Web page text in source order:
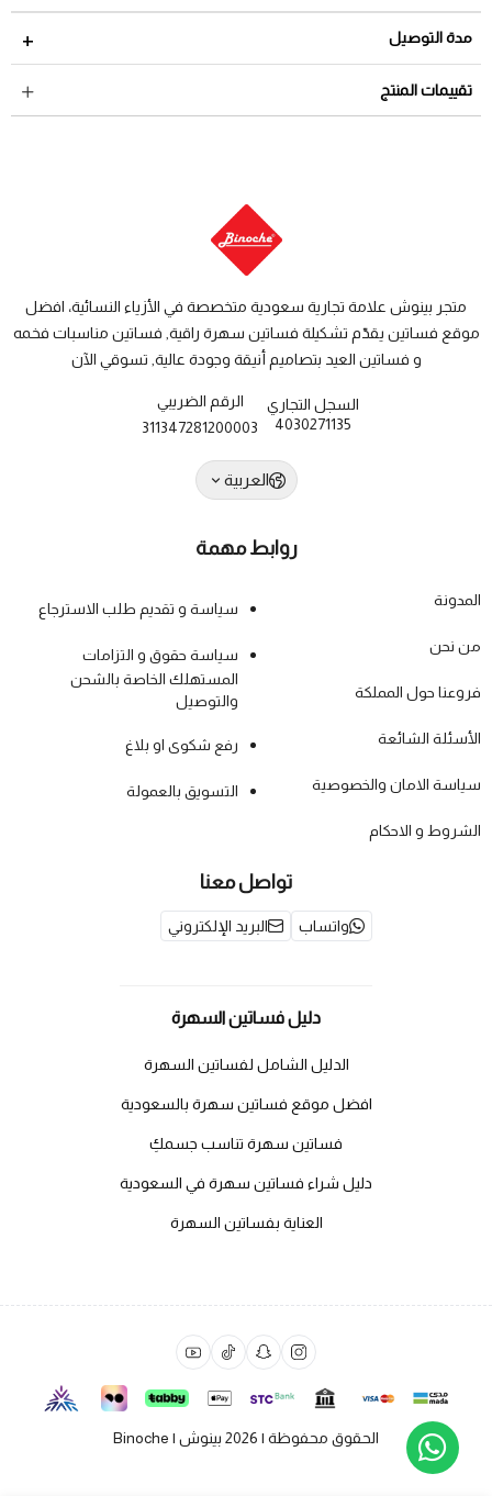
مدة الاسترجاع 2 أيام من تاريخ استلام الطلب
لمراجعة سياسة الاسترجاع عبر الرابط التالي
مدة التوصيل
داخل السعودية: من 3 الى 8 أيام عمل
تقييمات المنتج
متجر بينوش علامة تجارية سعودية متخصصة في الأزياء النسائية، افضل
موقع فساتين يقدّم تشكيلة فساتين سهرة راقية, فساتين مناسبات فخمه
و فساتين العيد بتصاميم أنيقة وجودة عالية, تسوقي الآن
السجل التجاري
4030271135
الرقم الضريبي
311347281200003
العربية
روابط مهمة
المدونة
من نحن
فروعنا حول المملكة
الأسئلة الشائعة
سياسة الامان والخصوصية
الشروط و الاحكام
سياسة و تقديم طلب الاسترجاع
سياسة حقوق و التزامات
المستهلك الخاصة بالشحن
والتوصيل
رفع شكوى او بلاغ
التسويق بالعمولة
تواصل معنا
واتساب البريد الإلكتروني
دليل فساتين السهرة
الدليل الشامل لفساتين السهرة
افضل موقع فساتين سهرة بالسعودية
فساتين سهرة تناسب جسمكِ
دليل شراء فساتين سهرة في السعودية
العناية بفساتين السهرة
الحقوق محفوظة | 2026 بينوش | Binoche